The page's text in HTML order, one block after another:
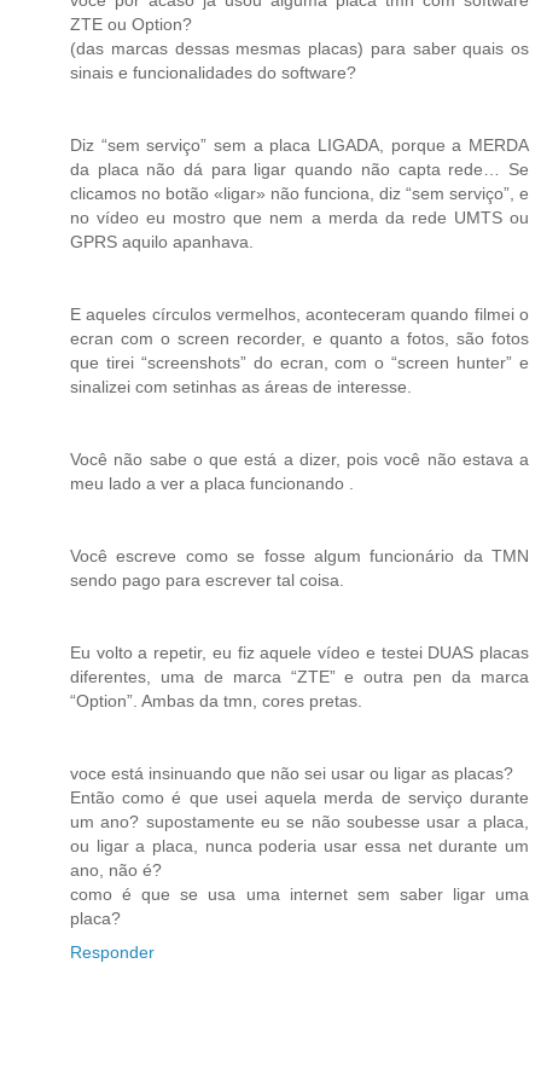
ZTE ou Option?
(das marcas dessas mesmas placas) para saber quais os
sinais e funcionalidades do software?
Diz “sem serviço” sem a placa LIGADA, porque a MERDA
da placa não dá para ligar quando não capta rede… Se
clicamos no botão «ligar» não funciona, diz “sem serviço”, e
no vídeo eu mostro que nem a merda da rede UMTS ou
GPRS aquilo apanhava.
E aqueles círculos vermelhos, aconteceram quando filmei o
ecran com o screen recorder, e quanto a fotos, são fotos
que tirei “screenshots” do ecran, com o “screen hunter” e
sinalizei com setinhas as áreas de interesse.
Você não sabe o que está a dizer, pois você não estava a
meu lado a ver a placa funcionando .
Você escreve como se fosse algum funcionário da TMN
sendo pago para escrever tal coisa.
Eu volto a repetir, eu fiz aquele vídeo e testei DUAS placas
diferentes, uma de marca “ZTE” e outra pen da marca
“Option”. Ambas da tmn, cores pretas.
voce está insinuando que não sei usar ou ligar as placas?
Então como é que usei aquela merda de serviço durante
um ano? supostamente eu se não soubesse usar a placa,
ou ligar a placa, nunca poderia usar essa net durante um
ano, não é?
como é que se usa uma internet sem saber ligar uma
placa?
Responder